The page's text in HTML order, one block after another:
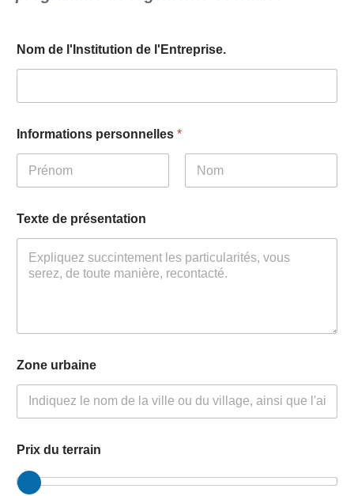
Nom de l'Institution de l'Entreprise.
Informations personnelles *
Texte de présentation
Zone urbaine
Prix du terrain